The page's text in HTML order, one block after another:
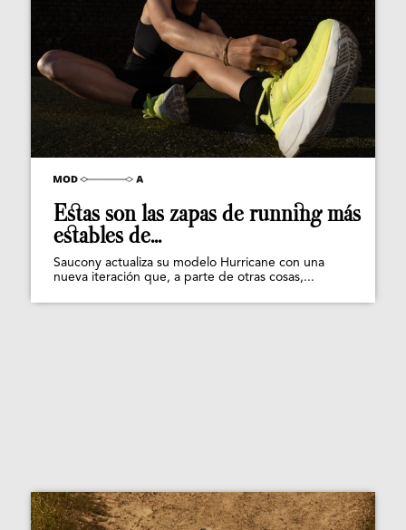
Estas son las zapas de running más
estables de...
Saucony actualiza su modelo Hurricane con una
nueva iteración que, a parte de otras cosas,...